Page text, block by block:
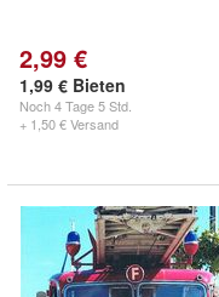
2,99 €
1,99 € Bieten
Noch4 Tage 5 Std.
+ 1,50 € Versand